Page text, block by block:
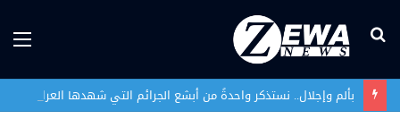
بحث
بألم وإجلال.. نستذكر واحدةً من أبشع الجرائم التي شهدها العراق في تاريخه الحديث